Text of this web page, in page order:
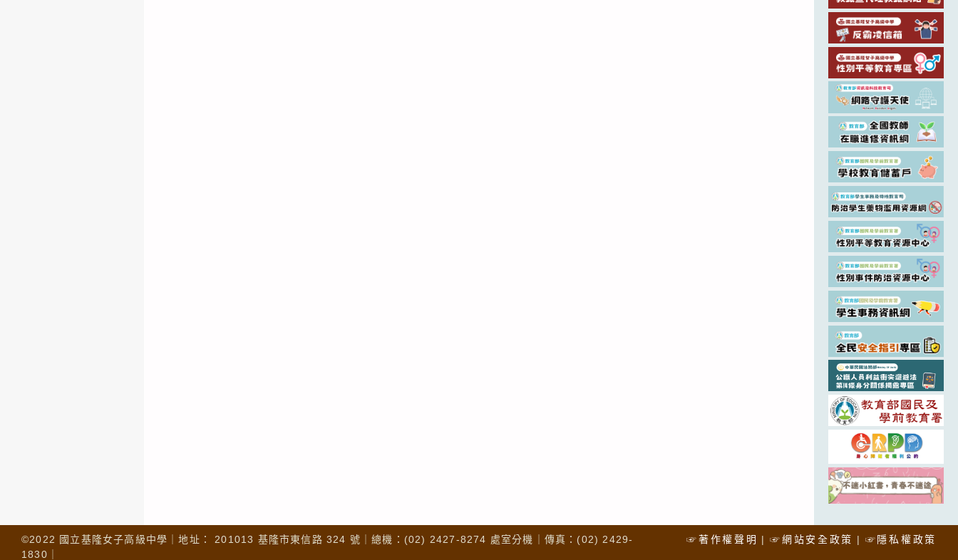
☞著作權聲明 ☞網站安全政策 ☞隱私權政策
©2022 國立基隆女子高級中學｜地址： 201013 基隆市東信路 324 號｜總機：(02) 2427-8274 處室分機｜傳真：(02) 2429-
1830｜